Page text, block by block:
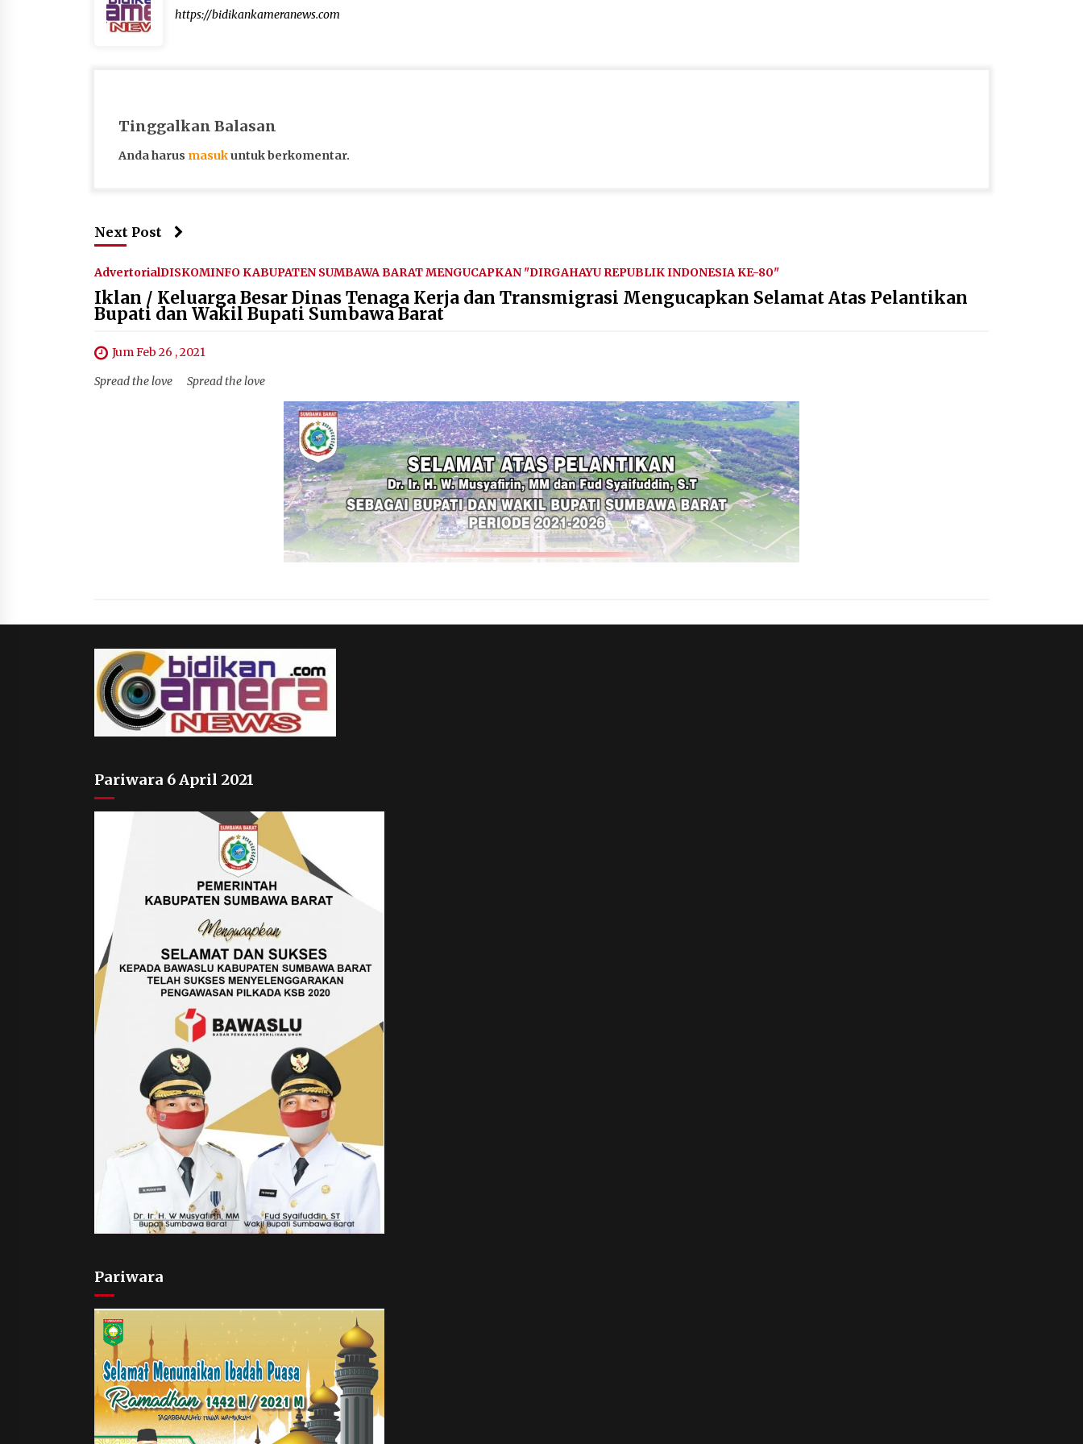
https://bidikankameranews.com
Tinggalkan Balasan
Anda harus masukuntuk berkomentar.
Next Post
AdvertorialDISKOMINFO KABUPATEN SUMBAWA BARAT MENGUCAPKAN "DIRGAHAYU REPUBLIK INDONESIA KE-80"
Iklan / Keluarga Besar Dinas Tenaga Kerja dan Transmigrasi Mengucapkan Selamat Atas Pelantikan
Bupati dan Wakil Bupati Sumbawa Barat
Jum Feb 26 , 2021
Spread the love Spread the love
Pariwara 6 April 2021
Pariwara